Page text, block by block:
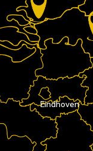
Eindhoven